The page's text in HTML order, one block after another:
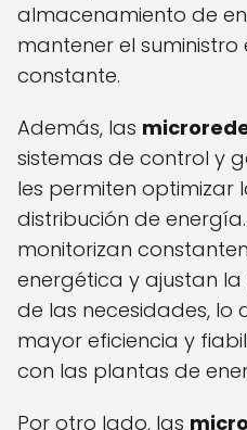
almacenamiento de
mantener el
constante.
Además, las
sistemas de control y
les permiten optimizar
distribución de
monitorizan
energética y ajustan
de las necesidades, lo
mayor eficiencia y
con las plantas de
Por otro lado, las